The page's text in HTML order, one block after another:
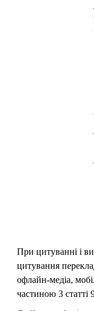
При цитуванні і
цитування
офлайн-медіа,
частиною 3